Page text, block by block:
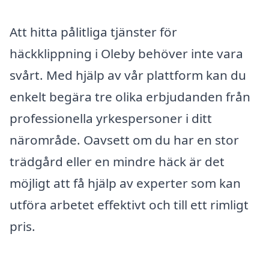
Att hitta pålitliga tjänster för
häckklippning i Oleby behöver inte vara
svårt. Med hjälp av vår plattform kan du
enkelt begära tre olika erbjudanden från
professionella yrkespersoner i ditt
närområde. Oavsett om du har en stor
trädgård eller en mindre häck är det
möjligt att få hjälp av experter som kan
utföra arbetet effektivt och till ett rimligt
pris.